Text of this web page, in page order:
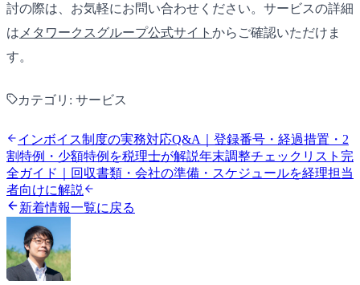
討の際は、お気軽にお問い合わせください。サービスの詳細
は メタワークスグループ公式サイト からご確認いただけま
す。
カテゴリ: サービス
インボイス制度の実務対応Q&A｜登録番号・経過措置・2
割特例・少額特例を税理士が解説年末調整チェックリスト完
全ガイド｜回収書類・会社の準備・スケジュールを経理担当
者向けに解説
新着情報一覧に戻る